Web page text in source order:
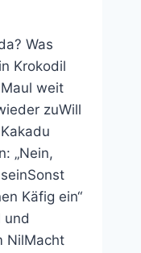
Was
Krokodil
weit
zuWill
„Nein,
Käfig ein“
und
NilMacht